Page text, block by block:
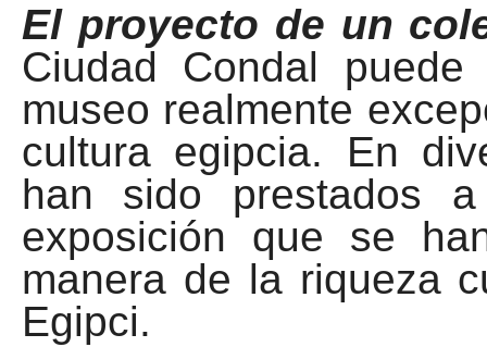
El proyecto de un
Ciudad Condal
museo realmente
cultura egipcia. En
han sido prestados
exposición que se
manera de la riqueza
Egipci.